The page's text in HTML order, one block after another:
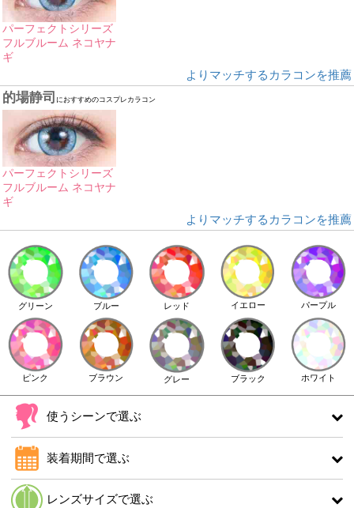
パーフェクトシリーズ
フルブルーム ネコヤナ
ギ
よりマッチするカラコンを推薦
的場静司 におすすめのコスプレカラコン
パーフェクトシリーズ
フルブルーム ネコヤナ
ギ
よりマッチするカラコンを推薦
グリーン ブルー レッド イエロー パープル
ピンク ブラウン グレー ブラック ホワイト
使うシーンで選ぶ
装着期間で選ぶ
レンズサイズで選ぶ